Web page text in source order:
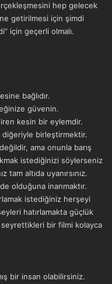
hep gelecek
getirilmesi için şimdi
için geçerli olmalı.
bağlıdır.
güvenin.
kesin bir eylemdir.
birleştirmektir.
ama onunla barış
istediğinizi söylerseniz
altıda uyanırsınız.
olduğuna inanmaktır.
istediğiniz herşeyi
hatırlamakta güçlük
bir filmi kolayca
bir insan olabilirsiniz.